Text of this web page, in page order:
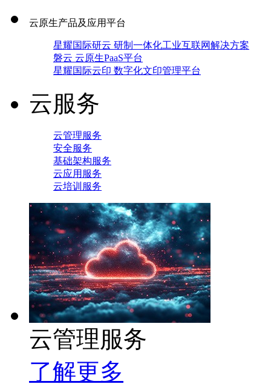
云原生产品及应用平台
星耀国际研云 研制一体化工业互联网解决方案
磐云 云原生PaaS平台
星耀国际云印 数字化文印管理平台
云服务
云管理服务
安全服务
基础架构服务
云应用服务
云培训服务
云管理服务
了解更多